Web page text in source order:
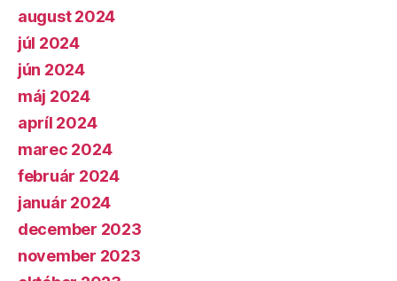
august 2024
júl 2024
jún 2024
máj 2024
apríl 2024
marec 2024
február 2024
január 2024
december 2023
november 2023